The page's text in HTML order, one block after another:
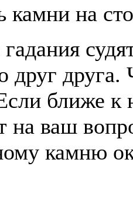
камни на
гадания
друг
ближе к
ваш
камню